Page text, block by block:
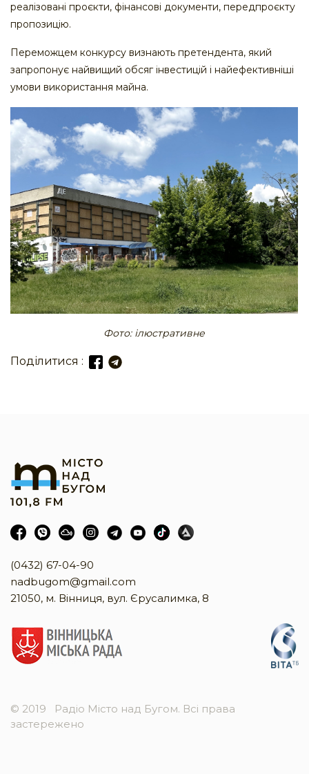
реалізовані проєкти, фінансові документи, передпроєкту
пропозицію.
Переможцем конкурсу визнають претендента, який
запропонує найвищий обсяг інвестицій і найефективніші
умови використання майна.
Фото: ілюстративне
Поділитися :
(0432) 67-04-90
nadbugom@gmail.com
21050, м. Вінниця, вул. Єрусалимка, 8
© 2019
Радіо Місто над Бугом. Всі права
застережено